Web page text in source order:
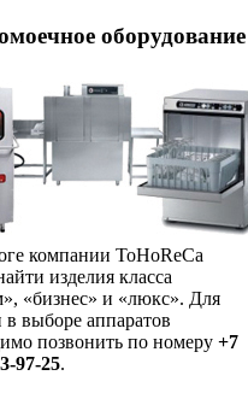
оборудование
компании ToHoReCa
изделия класса
«бизнес» и «люкс». Для
выборе аппаратов
позвонить по номеру +7
97-25.